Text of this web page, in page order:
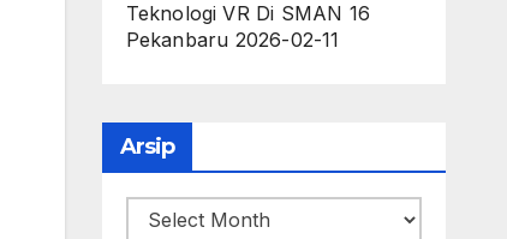
Teknologi VR Di SMAN 16
Pekanbaru 2026-02-11
Arsip
Arsip